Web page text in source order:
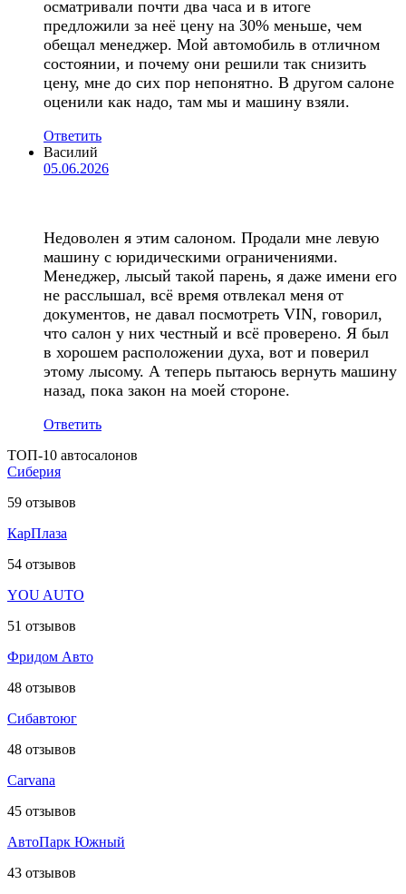
осматривали почти два часа и в итоге
предложили за неё цену на 30% меньше, чем
обещал менеджер. Мой автомобиль в отличном
состоянии, и почему они решили так снизить
цену, мне до сих пор непонятно. В другом салоне
оценили как надо, там мы и машину взяли.
Ответить
Василий
05.06.2026
Недоволен я этим салоном. Продали мне левую
машину с юридическими ограничениями.
Менеджер, лысый такой парень, я даже имени его
не расслышал, всё время отвлекал меня от
документов, не давал посмотреть VIN, говорил,
что салон у них честный и всё проверено. Я был
в хорошем расположении духа, вот и поверил
этому лысому. А теперь пытаюсь вернуть машину
назад, пока закон на моей стороне.
Ответить
ТОП-10 автосалонов
Сиберия
59 отзывов
КарПлаза
54 отзывов
YOU AUTO
51 отзывов
Фридом Авто
48 отзывов
Сибавтоюг
48 отзывов
Carvana
45 отзывов
АвтоПарк Южный
43 отзывов